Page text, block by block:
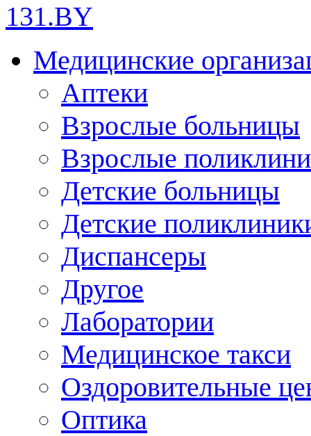
131.BY
Медицинские
Аптеки
Взрослые больницы
Взрослые
Детские больницы
Детские
Диспансеры
Другое
Лаборатории
Медицинское такси
Оздоровительные
Оптика